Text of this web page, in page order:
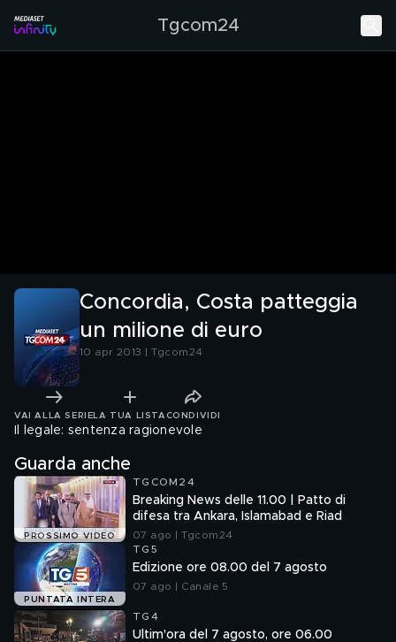
Tgcom24
Concordia, Costa patteggia
un milione di euro
10 apr 2013 | Tgcom24
VAI ALLA SERIE LA TUA LISTA CONDIVIDI
Il legale: sentenza ragionevole
Guarda anche
PROSSIMO VIDEO
TGCOM24
Breaking News delle 11.00 | Patto di
difesa tra Ankara, Islamabad e Riad
07 ago | Tgcom24
PUNTATA INTERA
TG5
Edizione ore 08.00 del 7 agosto
07 ago | Canale 5
TG4
Ultim'ora del 7 agosto, ore 06.00